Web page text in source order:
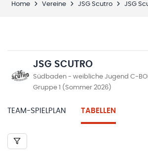
Home Vereine JSG Scutro JSG
JSG SCUTRO
Südbaden - weibliche Jugend C-
Gruppe 1 (Sommer 2026)
TEAM-SPIELPLAN TABELLEN